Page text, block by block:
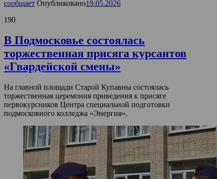
сообщает Опубликовано19.05.2026
190
В Подмосковье состоялась
торжественная присяга курсантов
«Гвардейской смены»
На главной площади Старой Купавны состоялась
торжественная церемония приведения к присяге
первокурсников Центра специальной подготовки
подмосковного колледжа «Энергия».